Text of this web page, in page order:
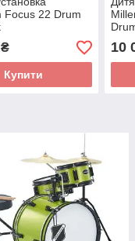
Focus 22 Drum
Купити
10